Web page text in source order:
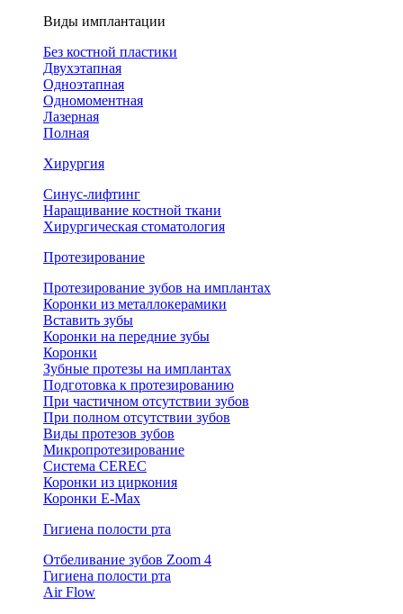
Виды имплантации
Без костной пластики
Двухэтапная
Одноэтапная
Одномоментная
Лазерная
Полная
Хирургия
Синус-лифтинг
Наращивание костной ткани
Хирургическая стоматология
Протезирование
Протезирование зубов на имплантах
Коронки из металлокерамики
Вставить зубы
Коронки на передние зубы
Коронки
Зубные протезы на имплантах
Подготовка к протезированию
При частичном отсутствии зубов
При полном отсутствии зубов
Виды протезов зубов
Микропротезирование
Система CEREC
Коронки из циркония
Коронки E-Max
Гигиена полости рта
Отбеливание зубов Zoom 4
Гигиена полости рта
Air Flow